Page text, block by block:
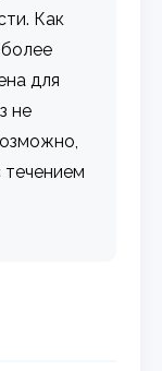
Как
для
не
течением